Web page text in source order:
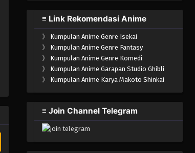
≡ Link Rekomendasi Anime
》 Kumpulan Anime Genre Isekai
》 Kumpulan Anime Genre Fantasy
》 Kumpulan Anime Genre Komedi
》 Kumpulan Anime Garapan Studio Ghibli
》 Kumpulan Anime Karya Makoto Shinkai
≡ Join Channel Telegram